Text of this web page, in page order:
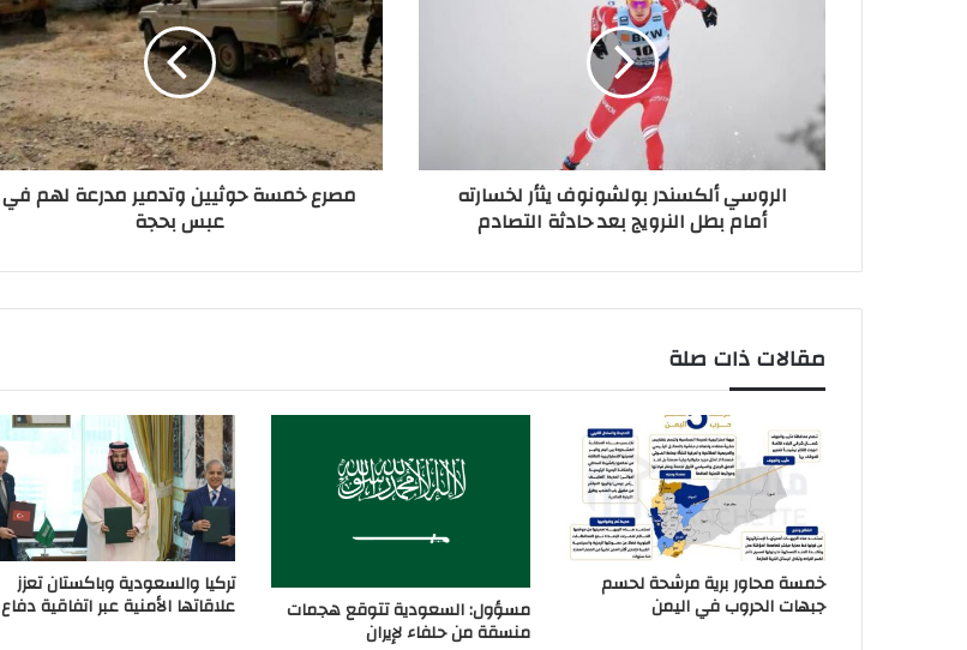
الروسي ألكسندر بولشونوف يثأر لخسارته
أمام بطل النرويج بعد حادثة التصادم
مصرع خمسة حوثيين وتدمير مدرعة لهم في
عبس بحجة
مقالات ذات صلة
خمسة محاور برية مرشحة لحسم
جبهات الحروب في اليمن مسؤول: السعودية تتوقع هجمات
منسقة من حلفاء لإيران
تركيا والسعودية وباكستان تعزز
علاقاتها الأمنية عبر اتفاقية دفاع